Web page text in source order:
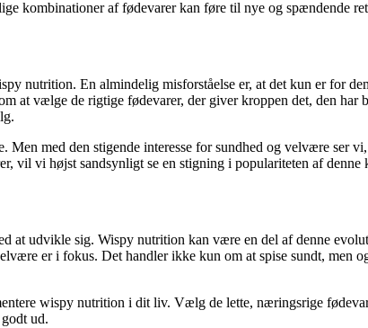
kombinationer af fødevarer kan føre til nye og spændende
nutrition. En almindelig misforståelse er, at det kun er for
at vælge de rigtige fødevarer, der giver kroppen det, den
med den stigende interesse for sundhed og velvære ser
vil vi højst sandsynligt se en stigning i populariteten af denne
udvikle sig. Wispy nutrition kan være en del af denne
er i fokus. Det handler ikke kun om at spise sundt, men
wispy nutrition i dit liv. Vælg de lette, næringsrige
ud.